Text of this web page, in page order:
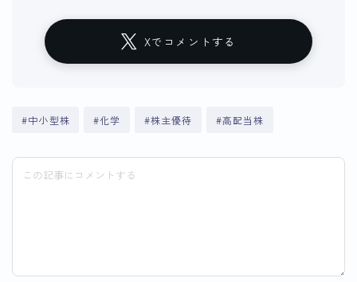
Xでコメントする
#中小型株 #化学 #株主優待 #高配当株